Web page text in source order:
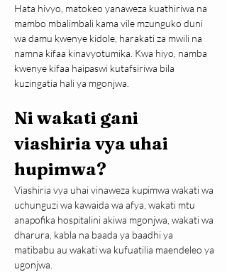
Hata hivyo, matokeo yanaweza kuathiriwa na
mambo mbalimbali kama vile mzunguko duni
wa damu kwenye kidole, harakati za mwili na
namna kifaa kinavyotumika. Kwa hiyo, namba
kwenye kifaa haipaswi kutafsiriwa bila
kuzingatia hali ya mgonjwa.
Ni wakati gani
viashiria vya uhai
hupimwa?
Viashiria vya uhai vinaweza kupimwa wakati wa
uchunguzi wa kawaida wa afya, wakati mtu
anapofika hospitalini akiwa mgonjwa, wakati wa
dharura, kabla na baada ya baadhi ya
matibabu au wakati wa kufuatilia maendeleo ya
ugonjwa.